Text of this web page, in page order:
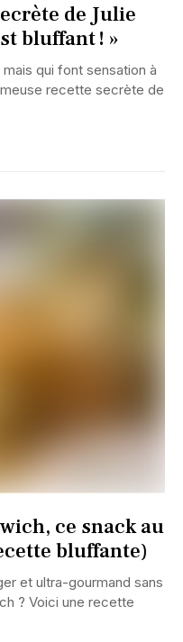
de Julie
bluffant ! »
qui font sensation à
recette secrète de
ce snack au
bluffante)
et ultra-gourmand sans
? Voici une recette